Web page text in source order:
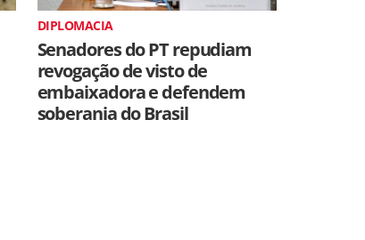
DIPLOMACIA
Senadores do PT repudiam
revogação de visto de
embaixadora e defendem
soberania do Brasil